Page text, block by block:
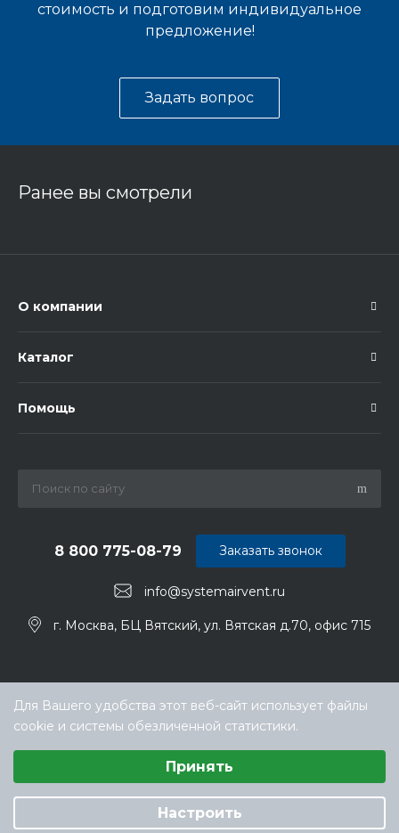
стоимость и подготовим индивидуальное
предложение!
Задать вопрос
Ранее вы смотрели
О компании
Каталог
Помощь
info@systemairvent.ru
8 800 775-08-79
г. Москва, БЦ Вятский, ул. Вятская д.70, офис 715
Заказать звонок
дилер Systemair (Системэйр) в РФ
Для Вашего удобства этот веб-сайт использует файлы
cookie и системы обезличенной статистики.
Принять
Настроить